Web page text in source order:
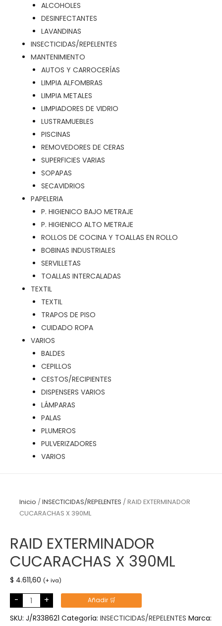
ALCOHOLES
DESINFECTANTES
LAVANDINAS
INSECTICIDAS/REPELENTES
MANTENIMIENTO
AUTOS Y CARROCERÍAS
LIMPIA ALFOMBRAS
LIMPIA METALES
LIMPIADORES DE VIDRIO
LUSTRAMUEBLES
PISCINAS
REMOVEDORES DE CERAS
SUPERFICIES VARIAS
SOPAPAS
SECAVIDRIOS
PAPELERIA
P. HIGIENICO BAJO METRAJE
P. HIGIENICO ALTO METRAJE
ROLLOS DE COCINA Y TOALLAS EN ROLLO
BOBINAS INDUSTRIALES
SERVILLETAS
TOALLAS INTERCALADAS
TEXTIL
TEXTIL
TRAPOS DE PISO
CUIDADO ROPA
VARIOS
BALDES
CEPILLOS
CESTOS/RECIPIENTES
DISPENSERS VARIOS
LÁMPARAS
PALAS
PLUMEROS
PULVERIZADORES
VARIOS
Inicio /INSECTICIDAS/REPELENTES / RAID EXTERMINADOR
CUCARACHAS X 390ML
RAID EXTERMINADOR
CUCARACHAS X 390ML
$ 4.611,60 (+ iva)
- RAID
EXTERMINADOR
CUCARACHAS
X
390ML
+ Añadir 🛒
SKU: J/R338621 Categoría: INSECTICIDAS/REPELENTES Marca: